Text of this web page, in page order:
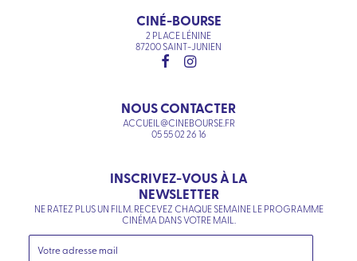
CINÉ-BOURSE
2 PLACE LÉNINE
87200 SAINT-JUNIEN
NOUS CONTACTER
ACCUEIL@CINEBOURSE.FR
05 55 02 26 16
INSCRIVEZ-VOUS À LA
NEWSLETTER
NE RATEZ PLUS UN FILM. RECEVEZ CHAQUE SEMAINE LE PROGRAMME
CINÉMA DANS VOTRE MAIL.